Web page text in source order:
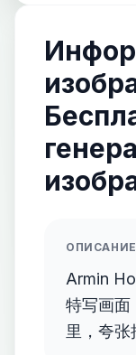
ОПИСАНИЕ
Armin
特写画面
里，夸张